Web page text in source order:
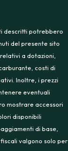
descritti potrebbero
del presente sito
a dotazioni,
costi di
Inoltre, i prezzi
eventuali
mostrare accessori
disponibili
di base,
valgono solo per